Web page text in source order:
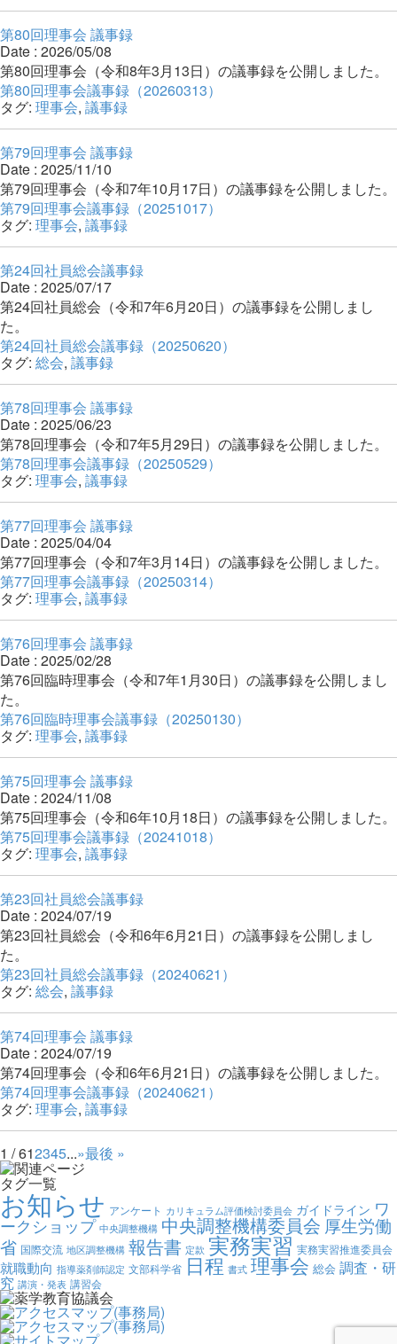
第80回理事会 議事録
Date : 2026/05/08
第80回理事会（令和8年3月13日）の議事録を公開しました。
第80回理事会議事録（20260313）
タグ: 理事会, 議事録
第79回理事会 議事録
Date : 2025/11/10
第79回理事会（令和7年10月17日）の議事録を公開しました。
第79回理事会議事録（20251017）
タグ: 理事会, 議事録
第24回社員総会議事録
Date : 2025/07/17
第24回社員総会（令和7年6月20日）の議事録を公開しまし
た。
第24回社員総会議事録（20250620）
タグ: 総会, 議事録
第78回理事会 議事録
Date : 2025/06/23
第78回理事会（令和7年5月29日）の議事録を公開しました。
第78回理事会議事録（20250529）
タグ: 理事会, 議事録
第77回理事会 議事録
Date : 2025/04/04
第77回理事会（令和7年3月14日）の議事録を公開しました。
第77回理事会議事録（20250314）
タグ: 理事会, 議事録
第76回理事会 議事録
Date : 2025/02/28
第76回臨時理事会（令和7年1月30日）の議事録を公開しまし
た。
第76回臨時理事会議事録（20250130）
タグ: 理事会, 議事録
第75回理事会 議事録
Date : 2024/11/08
第75回理事会（令和6年10月18日）の議事録を公開しました。
第75回理事会議事録（20241018）
タグ: 理事会, 議事録
第23回社員総会議事録
Date : 2024/07/19
第23回社員総会（令和6年6月21日）の議事録を公開しまし
た。
第23回社員総会議事録（20240621）
タグ: 総会, 議事録
第74回理事会 議事録
Date : 2024/07/19
第74回理事会（令和6年6月21日）の議事録を公開しました。
第74回理事会議事録（20240621）
タグ: 理事会, 議事録
1 / 612345...»最後 »
タグ一覧
お知らせ アンケート カリキュラム評価検討委員会 ガイドライン ワ
ークショップ 中央調整機構 中央調整機構委員会 厚生労働
省 国際交流 地区調整機構 報告書 定款 実務実習 実務実習推進委員会
就職動向 指導薬剤師認定 文部科学省 日程 書式 理事会 総会 調査・研
究 講演・発表 講習会